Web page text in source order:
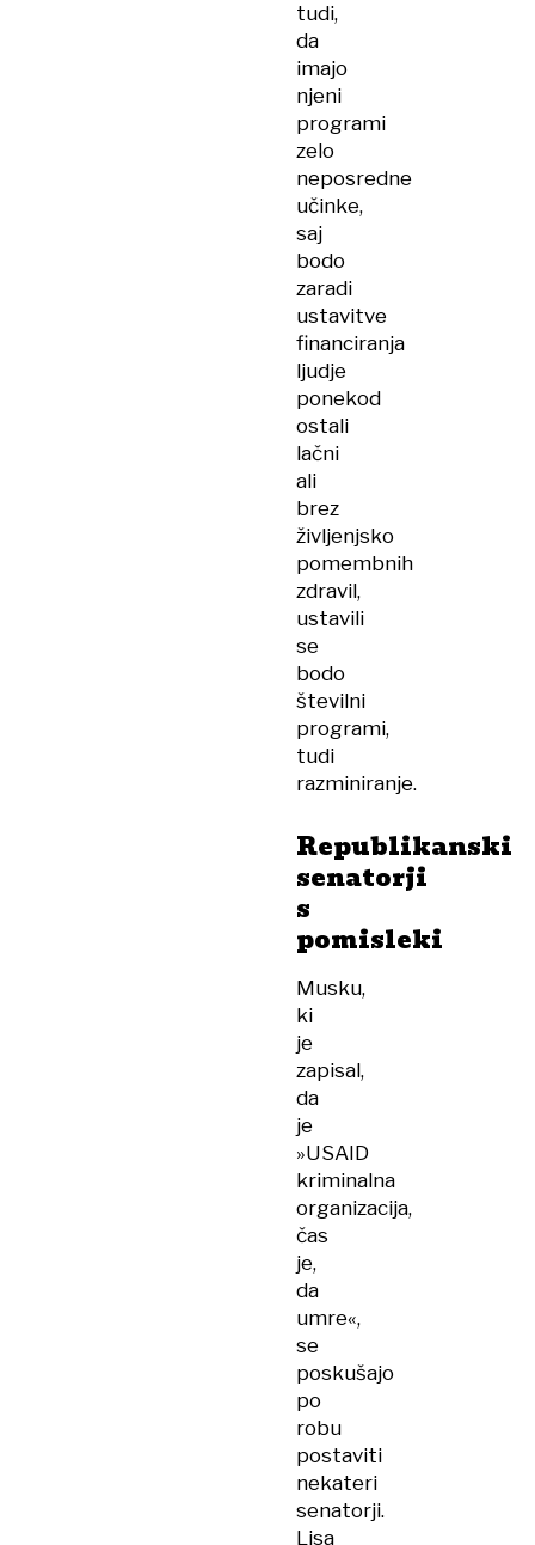
tudi,
da
imajo
njeni
programi
zelo
neposredne
učinke,
saj
bodo
zaradi
ustavitve
financiranja
ljudje
ponekod
ostali
lačni
ali
brez
življenjsko
pomembnih
zdravil,
ustavili
se
bodo
številni
programi,
tudi
razminiranje.
Republikanski
senatorji
s
pomisleki
Musku,
ki
je
zapisal,
da
je
»USAID
kriminalna
organizacija,
čas
je,
da
umre«,
se
poskušajo
po
robu
postaviti
nekateri
senatorji.
Lisa